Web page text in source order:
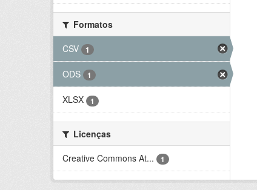
Formatos
CSV
1
ODS 1
XLSX 1
Licenças
Creative Commons At...
1